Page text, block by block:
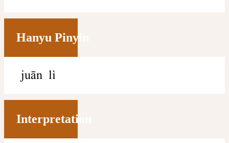
Hanyu Pinyin
juān lì
Interpretation